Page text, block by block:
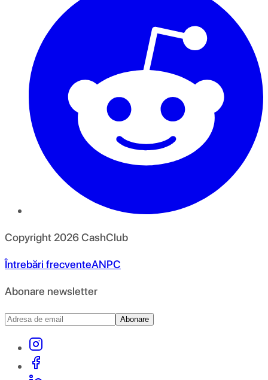
Copyright 2026CashClub
Întrebări frecventeANPC
Abonare newsletter
Abonare